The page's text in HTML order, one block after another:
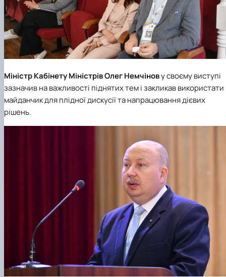
Міністр Кабінету МіністрівОлег Немчінову своєму виступі
зазначив на важливості піднятих тем і закликав використати
майданчик для плідної дискусії та напрацювання дієвих
рішень.